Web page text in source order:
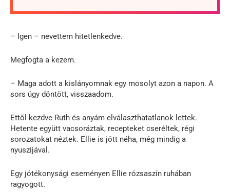
– Igen – nevettem hitetlenkedve.
Megfogta a kezem.
– Maga adott a kislányomnak egy mosolyt azon a napon. A
sors úgy döntött, visszaadom.
Ettől kezdve Ruth és anyám elválaszthatatlanok lettek.
Hetente együtt vacsoráztak, recepteket cseréltek, régi
sorozatokat néztek. Ellie is jött néha, még mindig a
nyuszijával.
Egy jótékonysági eseményen Ellie rózsaszín ruhában
ragyogott.